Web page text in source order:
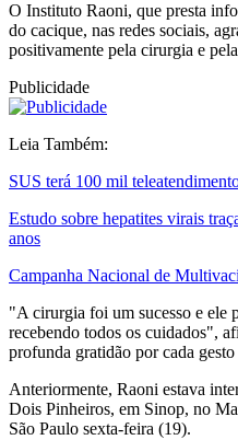
O Instituto Raoni, que presta
do cacique, nas redes sociais,
positivamente pela cirurgia e
Publicidade
Leia Também:
SUS terá 100 mil
Estudo sobre hepatites virais
anos
Campanha Nacional de
"A cirurgia foi um sucesso e ele
recebendo todos os cuidados",
profunda gratidão por cada
Anteriormente, Raoni estava
Dois Pinheiros, em Sinop, no
São Paulo sexta-feira (19).